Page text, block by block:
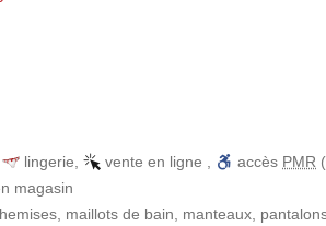
lingerie vente en ligne accès PMR
magasin
maillots de bain, manteaux,